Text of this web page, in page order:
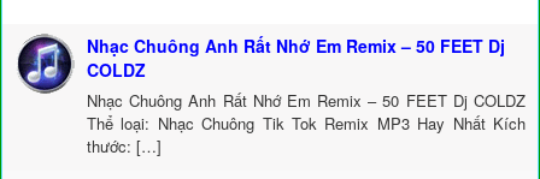
Nhạc Chuông Anh Rất Nhớ Em Remix – 50 FEET Dj
COLDZ
Nhạc Chuông Anh Rất Nhớ Em Remix – 50 FEET Dj COLDZ
Thể loại: Nhạc Chuông Tik Tok Remix MP3 Hay Nhất Kích
thước: […]